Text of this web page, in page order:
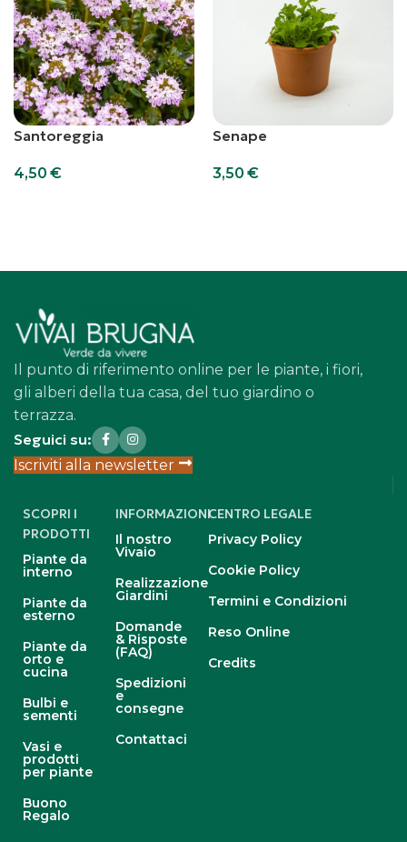
Santoreggia
4,50 €
Senape
3,50 €
Il punto di riferimento online per le piante, i fiori,
gli alberi della tua casa, del tuo giardino o
terrazza.
Seguici su:
Iscriviti alla newsletter
SCOPRI I
PRODOTTI
Piante da
interno
Piante da
esterno
Piante da
orto e
cucina
Bulbi e
sementi
Vasi e
prodotti
per piante
Buono
Regalo
INFORMAZIONI
Il nostro
Vivaio
Realizzazione
Giardini
Domande
& Risposte
(FAQ)
Spedizioni
e
consegne
Contattaci
CENTRO LEGALE
Privacy Policy
Cookie Policy
Termini e Condizioni
Reso Online
Credits